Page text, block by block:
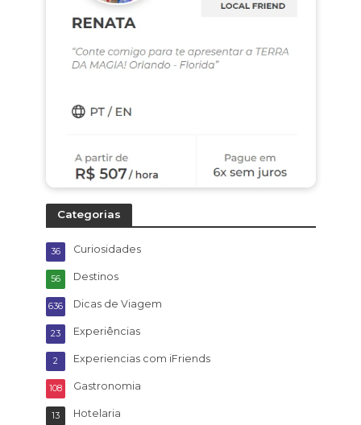
Categorias
Curiosidades
36
Destinos
56
Dicas de Viagem
636
Experiências
23
Experiencias com iFriends
2
Gastronomia
108
Hotelaria
13